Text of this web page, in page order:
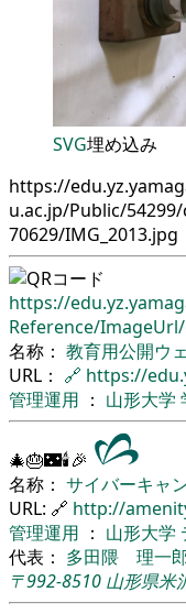
SVG埋め込み
https://
u.ac.jp/Public/
70629/IMG_2013.jpg
https://
Reference/ImageUrl/
名称： 教育用公開ウ
URL： 🔗 https://
管理運用 ： 山形大学
🎄🎂🌃🕯🎉
名称： サイバーキャ
URL: 🔗 http://
管理運用 ： 山形大学
代表： 多田隈 理一
〒992-8510 山形県米